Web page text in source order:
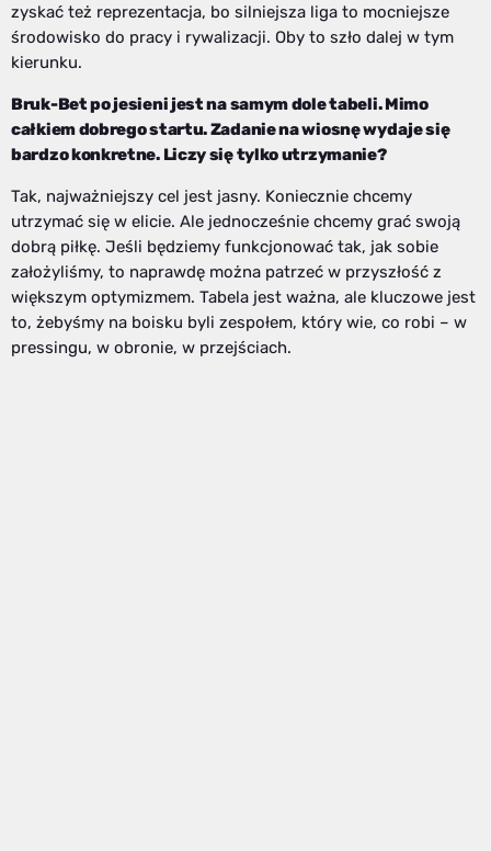
zyskać też reprezentacja, bo silniejsza liga to mocniejsze
środowisko do pracy i rywalizacji. Oby to szło dalej w tym
kierunku.
Bruk-Bet po jesieni jest na samym dole tabeli. Mimo
całkiem dobrego startu. Zadanie na wiosnę wydaje się
bardzo konkretne. Liczy się tylko utrzymanie?
Tak, najważniejszy cel jest jasny. Koniecznie chcemy
utrzymać się w elicie. Ale jednocześnie chcemy grać swoją
dobrą piłkę. Jeśli będziemy funkcjonować tak, jak sobie
założyliśmy, to naprawdę można patrzeć w przyszłość z
większym optymizmem. Tabela jest ważna, ale kluczowe jest
to, żebyśmy na boisku byli zespołem, który wie, co robi – w
pressingu, w obronie, w przejściach.